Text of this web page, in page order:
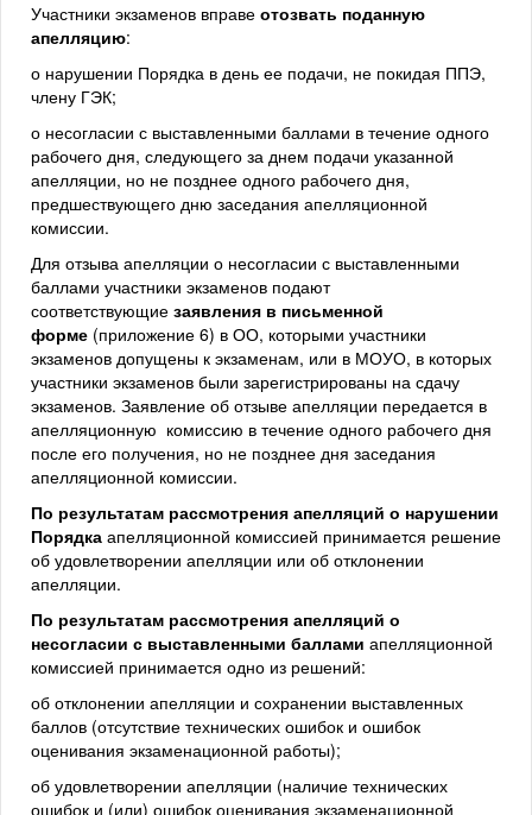
Участники экзаменов вправе отозвать поданную
апелляцию:
о нарушении Порядка в день ее подачи, не покидая ППЭ,
члену ГЭК;
о несогласии с выставленными баллами в течение одного
рабочего дня, следующего за днем подачи указанной
апелляции, но не позднее одного рабочего дня,
предшествующего дню заседания апелляционной
комиссии.
Для отзыва апелляции о несогласии с выставленными
баллами участники экзаменов подают
соответствующие заявления в письменной
форме (приложение 6) в ОО, которыми участники
экзаменов допущены к экзаменам, или в МОУО, в которых
участники экзаменов были зарегистрированы на сдачу
экзаменов. Заявление об отзыве апелляции передается в
апелляционную комиссию в течение одного рабочего дня
после его получения, но не позднее дня заседания
апелляционной комиссии.
По результатам рассмотрения апелляций о нарушении
Порядка апелляционной комиссией принимается решение
об удовлетворении апелляции или об отклонении
апелляции.
По результатам рассмотрения апелляций о
несогласии с выставленными баллами апелляционной
комиссией принимается одно из решений:
об отклонении апелляции и сохранении выставленных
баллов (отсутствие технических ошибок и ошибок
оценивания экзаменационной работы);
об удовлетворении апелляции (наличие технических
ошибок и (или) ошибок оценивания экзаменационной